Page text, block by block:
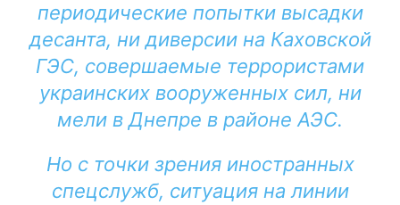
периодические попытки высадки
десанта, ни диверсии на Каховской
ГЭС, совершаемые террористами
украинских вооруженных сил, ни
мели в Днепре в районе АЭС.
Но с точки зрения иностранных
спецслужб, ситуация на линии